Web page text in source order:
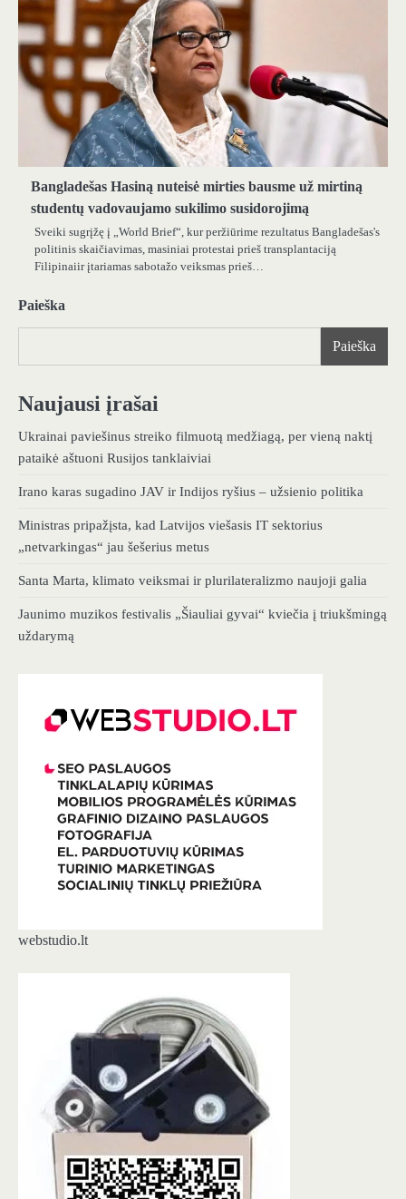
Bangladešas Hasiną nuteisė mirties bausme už mirtiną
studentų vadovaujamo sukilimo susidorojimą
Sveiki sugrįžę į „World Brief“, kur peržiūrime rezultatus Bangladešas's
politinis skaičiavimas, masiniai protestai prieš transplantaciją
Filipinaiir įtariamas sabotažo veiksmas prieš…
Paieška
Paieška
Naujausi įrašai
Ukrainai paviešinus streiko filmuotą medžiagą, per vieną naktį
pataikė aštuoni Rusijos tanklaiviai
Irano karas sugadino JAV ir Indijos ryšius – užsienio politika
Ministras pripažįsta, kad Latvijos viešasis IT sektorius
„netvarkingas“ jau šešerius metus
Santa Marta, klimato veiksmai ir plurilateralizmo naujoji galia
Jaunimo muzikos festivalis „Šiauliai gyvai“ kviečia į triukšmingą
uždarymą
webstudio.lt